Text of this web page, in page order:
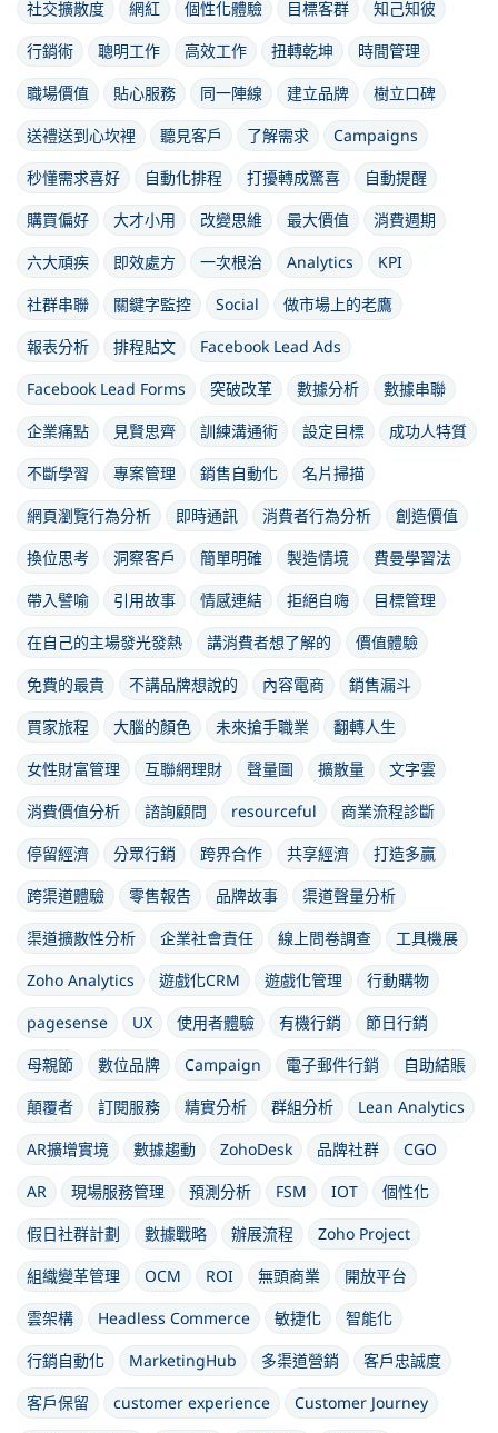
社交擴散度 網紅 個性化體驗 目標客群
知己知彼
行銷術
聰明工作 高效工作 扭轉乾坤
時間管理
職場價值
貼心服務 同一陣線 建立品牌
樹立口碑
送禮送到心坎裡
聽見客戶 了解需求
Campaigns
秒懂需求喜好
自動化排程 打擾轉成驚喜
自動提醒
購買偏好
大才小用 改變思維 最大價值
消費週期
六大頑疾
即效處方 一次根治 Analytics
KPI
社群串聯
關鍵字監控 Social
做市場上的老鷹
報表分析
排程貼文
Facebook Lead Ads
Facebook Lead Forms
突破改革 數據分析
數據串聯
企業痛點
見賢思齊 訓練溝通術 設定目標
成功人特質
不斷學習
專案管理 銷售自動化
名片掃描
網頁瀏覽行為分析
即時通訊 消費者行為分析
創造價值
換位思考
洞察客戶 簡單明確 製造情境
費曼學習法
帶入譬喻
引用故事 情感連結 拒絕自嗨
目標管理
在自己的主場發光發熱
講消費者想了解的
價值體驗
免費的最貴
不講品牌想說的 內容電商
銷售漏斗
買家旅程
大腦的顏色 未來搶手職業
翻轉人生
女性財富管理
互聯網理財 聲量圖 擴散量
文字雲
消費價值分析
諮詢顧問 resourceful
商業流程診斷
停留經濟
分眾行銷 跨界合作 共享經濟
打造多贏
跨渠道體驗
零售報告 品牌故事
渠道聲量分析
渠道擴散性分析
企業社會責任 線上問卷調查
工具機展
Zoho Analytics
遊戲化CRM 遊戲化管理
行動購物
pagesense
UX 使用者體驗 有機行銷
節日行銷
母親節
數位品牌 Campaign 電子郵件行銷
自助結賬
顛覆者
訂閱服務 精實分析 群組分析
Lean Analytics
AR擴增實境
數據趨動 ZohoDesk 品牌社群
CGO
AR
現場服務管理 預測分析 FSM IOT
個性化
假日社群計劃
數據戰略 辦展流程
Zoho Project
組織變革管理
OCM ROI 無頭商業
開放平台
雲架構
Headless Commerce 敏捷化
智能化
行銷自動化
MarketingHub 多渠道營銷
客戶忠誠度
客戶保留
customer experience
Customer Journey